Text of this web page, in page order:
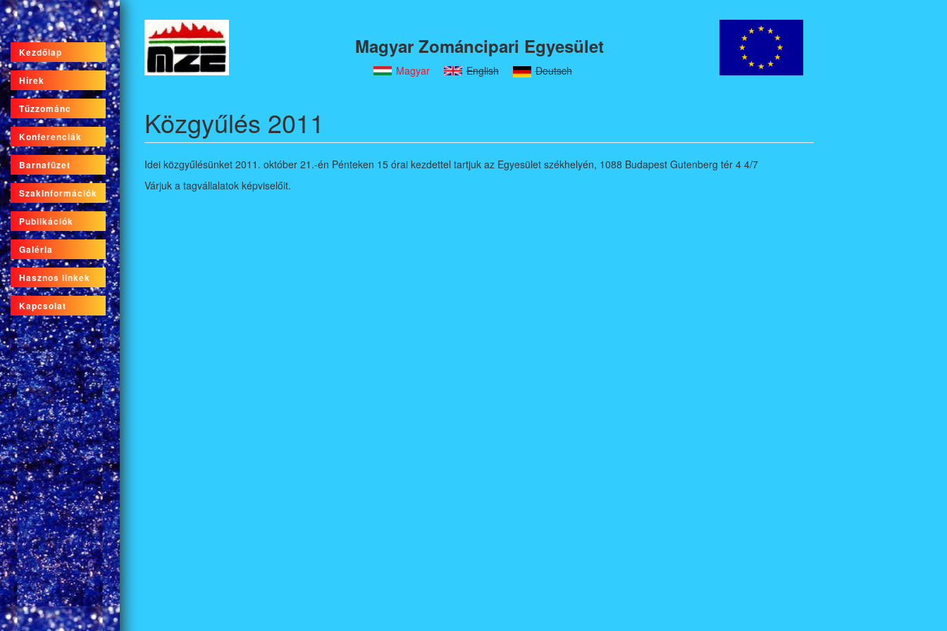
Ugrás
a
tartalomra
Magyar Zománcipari Egyesület
Magyar English Deutsch
Kezdőlap
Hírek
Tűzzománc
Konferenciák
Barnafüzet
Szakinformációk
Publikációk
Galéria
Hasznos linkek
Kapcsolat
Közgyűlés 2011
Idei közgyűlésünket 2011. október 21.-én Pénteken 15 órai kezdettel tartjuk az Egyesület székhelyén, 1088 Budapest Gutenberg tér 4 4/7
Várjuk a tagvállalatok képviselőit.